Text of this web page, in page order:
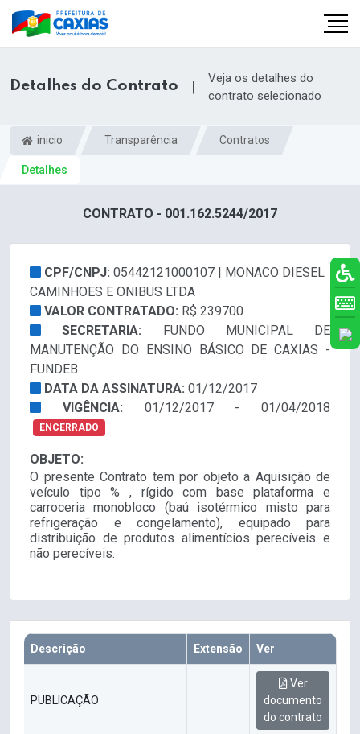
Detalhes do Contrato |
Veja os detalhes do
contrato selecionado
inicio Transparência Contratos
Detalhes
CONTRATO - 001.162.5244/2017
CPF/CNPJ: 05442121000107 | MONACO DIESEL
CAMINHOES E ONIBUS LTDA
VALOR CONTRATADO: R$ 239700
SECRETARIA:
FUNDO MUNICIPAL DE
MANUTENÇÃO DO ENSINO BÁSICO DE CAXIAS -
FUNDEB
DATA DA ASSINATURA: 01/12/2017
VIGÊNCIA: 01/12/2017 - 01/04/2018
ENCERRADO
OBJETO:
O presente Contrato tem por objeto a Aquisição de
veículo tipo % , rígido com base plataforma e
carroceria monobloco (baú isotérmico misto para
refrigeração e congelamento), equipado para
distribuição de produtos alimentícios perecíveis e
não perecíveis.
Descrição Extensão Ver
PUBLICAÇÃO
Ver
documento
do contrato